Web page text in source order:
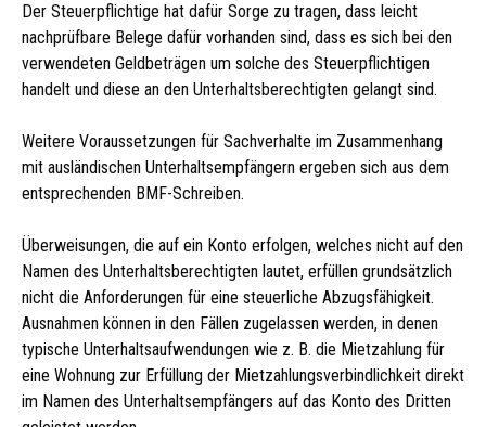
Der Steuerpflichtige hat dafür Sorge zu tragen, dass leicht
nachprüfbare Belege dafür vorhanden sind, dass es sich bei den
verwendeten Geldbeträgen um solche des Steuerpflichtigen
handelt und diese an den Unterhaltsberechtigten gelangt sind.
Weitere Voraussetzungen für Sachverhalte im Zusammenhang
mit ausländischen Unterhaltsempfängern ergeben sich aus dem
entsprechenden BMF-Schreiben.
Überweisungen, die auf ein Konto erfolgen, welches nicht auf den
Namen des Unterhaltsberechtigten lautet, erfüllen grundsätzlich
nicht die Anforderungen für eine steuerliche Abzugsfähigkeit.
Ausnahmen können in den Fällen zugelassen werden, in denen
typische Unterhaltsaufwendungen wie z. B. die Mietzahlung für
eine Wohnung zur Erfüllung der Mietzahlungsverbindlichkeit direkt
im Namen des Unterhaltsempfängers auf das Konto des Dritten